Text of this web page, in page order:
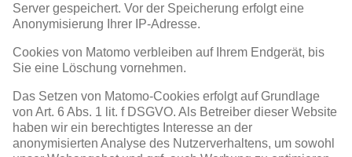
Server gespeichert. Vor der Speicherung erfolgt eine
Anonymisierung Ihrer IP-Adresse.
Cookies von Matomo verbleiben auf Ihrem Endgerät, bis
Sie eine Löschung vornehmen.
Das Setzen von Matomo-Cookies erfolgt auf Grundlage
von Art. 6 Abs. 1 lit. f DSGVO. Als Betreiber dieser Website
haben wir ein berechtigtes Interesse an der
anonymisierten Analyse des Nutzerverhaltens, um sowohl